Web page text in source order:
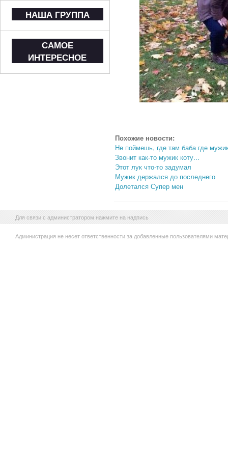
Похожие новости:
Не поймешь, где там баба где
Звонит как-то мужик коту...
Этот лук что-то задумал
Мужик держался до последнего
Долетался Супер мен
НАША ГРУППА
САМОЕ
ИНТЕРЕСНОЕ
Для связи с администратором нажмите на надпись
Администрация не несет ответственности за добавленные пользователями